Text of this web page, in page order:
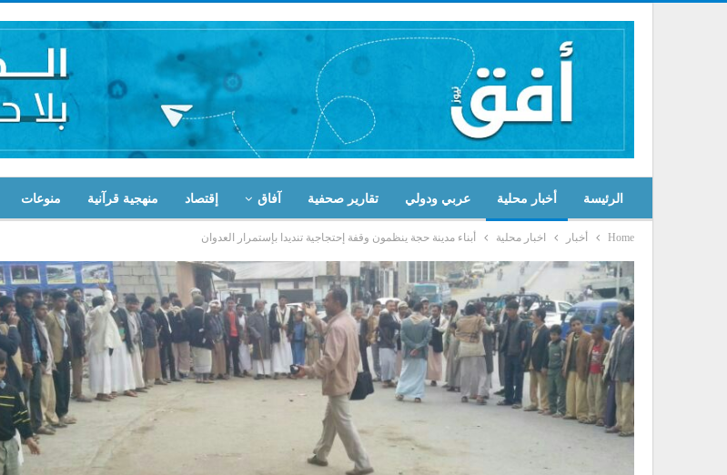
الرئيسة أخبار محلية عربي ودولي تقارير صحفية آفاق إقتصاد منهجية قرآنية منوعات
Home أخبار اخبار محلية أبناء مدينة حجة ينظمون وقفة إحتجاجية تنديدا بإستمرار العدوان